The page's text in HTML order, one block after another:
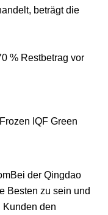
beträgt die
% Restbetrag vor
der Qingdao
Besten zu sein und
Kunden den